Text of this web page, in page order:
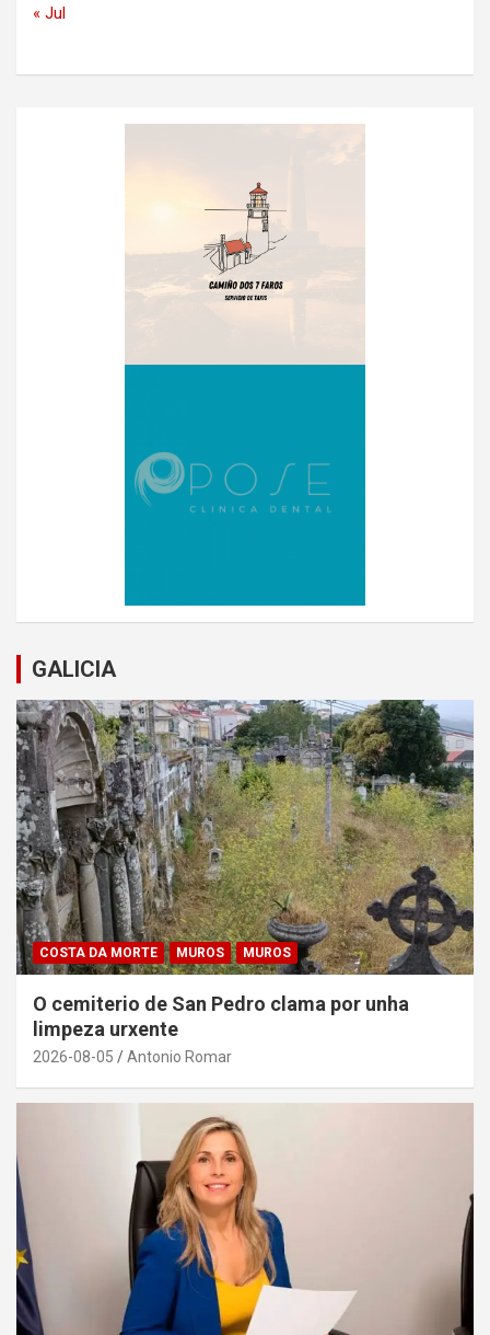
« Jul
GALICIA
COSTA DA MORTE MUROS MUROS
O cemiterio de San Pedro clama por unha
limpeza urxente
2026-08-05 Antonio Romar